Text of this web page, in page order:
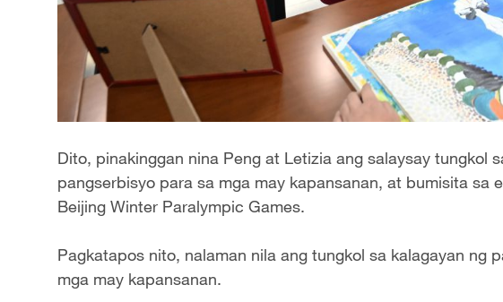
Dito, pinakinggan nina Peng at Letizia ang salaysay tungkol
pangserbisyo para sa mga may kapansanan, at bumisita sa
Beijing Winter Paralympic Games.
Pagkatapos nito, nalaman nila ang tungkol sa kalagayan ng
mga may kapansanan.